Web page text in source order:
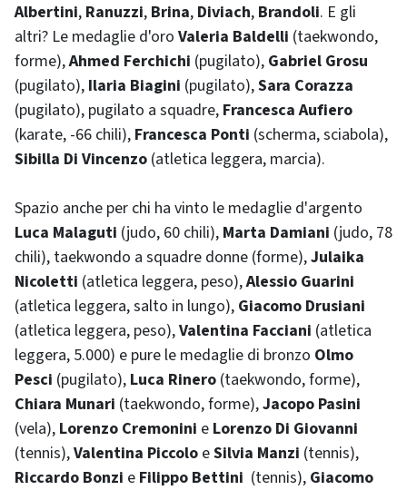
Albertini, Ranuzzi, Brina, Diviach, Brandoli. E gli
altri? Le medaglie d'oro Valeria Baldelli (taekwondo,
forme),Ahmed Ferchichi (pugilato), Gabriel Grosu
(pugilato), Ilaria Biagini (pugilato),Sara Corazza
(pugilato), pugilato a squadre, Francesca Aufiero
(karate, -66 chili), Francesca Ponti (scherma, sciabola),
Sibilla Di Vincenzo (atletica leggera, marcia).
Spazio anche per chi ha vinto le medaglie d'argento
Luca Malaguti (judo, 60 chili), Marta Damiani (judo, 78
chili), taekwondo a squadre donne (forme),Julaika
Nicoletti (atletica leggera, peso),Alessio Guarini
(atletica leggera, salto in lungo), Giacomo Drusiani
(atletica leggera, peso),Valentina Facciani (atletica
leggera, 5.000) e pure le medaglie di bronzo Olmo
Pesci (pugilato), Luca Rinero (taekwondo, forme),
Chiara Munari (taekwondo, forme),Jacopo Pasini
(vela), Lorenzo Cremonini e Lorenzo Di Giovanni
(tennis),Valentina Piccolo eSilvia Manzi (tennis),
Riccardo Bonzi e Filippo Bettini (tennis), Giacomo